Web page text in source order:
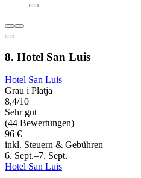
8. Hotel San Luis
Hotel San Luis
Grau i Platja
8,4/10
Sehr gut
(44 Bewertungen)
96 €
inkl. Steuern & Gebühren
6. Sept.–7. Sept.
Hotel San Luis